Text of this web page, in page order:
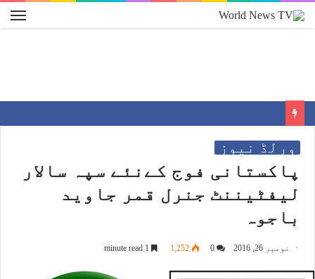
ورلڈ نیوز
پاکستانی فوج کےنئے سپہ سالار
لیفٹیننٹ جنرل قمر جاوید
باجوہ
نومبر 26, 2016 1,252